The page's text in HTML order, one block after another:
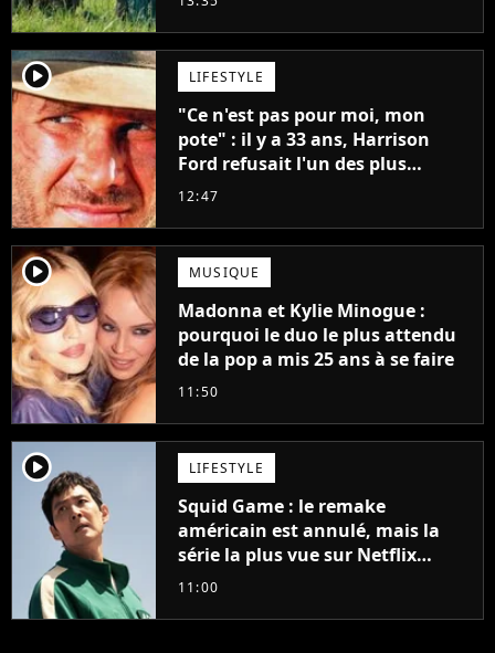
player2 LIFESTYLE
"Ce n'est pas pour moi, mon
pote" : il y a 33 ans, Harrison
Ford refusait l'un des plus
grands succès de tous les temps
12:47
player2 MUSIQUE
Madonna et Kylie Minogue :
pourquoi le duo le plus attendu
de la pop a mis 25 ans à se faire
11:50
player2 LIFESTYLE
Squid Game : le remake
américain est annulé, mais la
série la plus vue sur Netflix
pourrait avoir une version
11:00